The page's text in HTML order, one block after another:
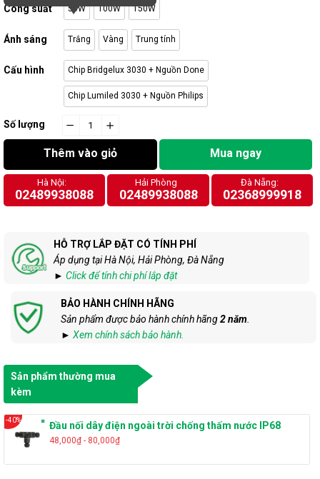
Công suất 50W 100W 150W
Ánh sáng Trắng Vàng Trung tính
Cấu hình Chip Bridgelux 3030 + Nguồn Done
Chip Lumiled 3030 + Nguồn Philips
Số lượng
Thêm vào giỏ Mua ngay
Hà Nội:
02489938088
Hải Phòng
02489938088
Đà Nẵng:
02368999918
HỖ TRỢ LẮP ĐẶT CÓ TÍNH PHÍ
Áp dụng tại Hà Nội, Hải Phòng, Đà Nẵng
► Click để tính chi phí lắp đặt
BẢO HÀNH CHÍNH HÃNG
Sản phẩm được bảo hành chính hãng2 năm
► Xem chính sách bảo hành.
Sản phẩm thường mua
kèm
-40% Đầu nối dây điện ngoài trời chống thấm nước IP68
48,000₫ - 80,000₫